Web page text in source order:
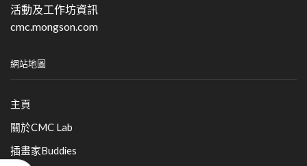
活動及工作坊資訊
cmc.mongson.com
網站地圖
主頁
關於CMC Lab
插畫家Buddies